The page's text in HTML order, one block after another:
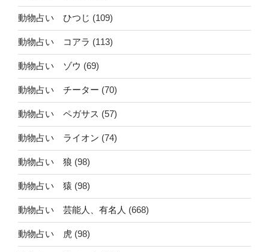
動物占い ひつじ (109)
動物占い コアラ (113)
動物占い ゾウ (69)
動物占い チーター (70)
動物占い ペガサス (57)
動物占い ライオン (74)
動物占い 狼 (98)
動物占い 猿 (98)
動物占い 芸能人、有名人 (668)
動物占い 虎 (98)